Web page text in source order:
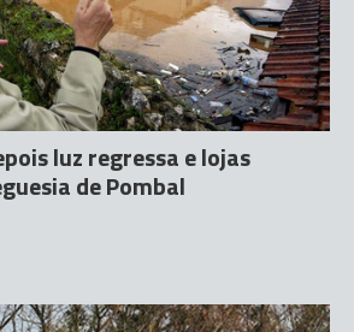
luz regressa e lojas
de Pombal